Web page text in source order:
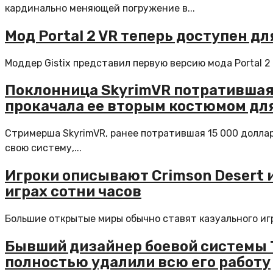
кардинально меняющей погружение в...
Мод Portal 2 VR теперь доступен
Моддер Gistix представил первую версию мода Portal 2
Поклонница SkyrimVR
прокачала ее вторым костюмом
Стримерша SkyrimVR, ранее потратившая 15 000
свою систему,...
Игроки описывают Crimson Desert
играх сотни часов
Большие открытые миры обычно ставят казуального
Бывший дизайнер боевой системы
полностью удалили всю его работу